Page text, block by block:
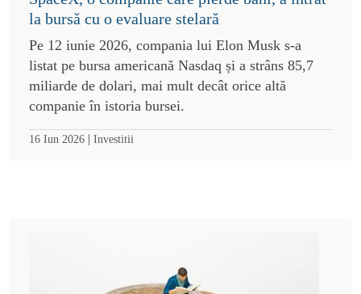
la bursă cu o evaluare stelară
Pe 12 iunie 2026, compania lui Elon Musk s-a
listat pe bursa americană Nasdaq și a strâns 85,7
miliarde de dolari, mai mult decât orice altă
companie în istoria bursei.
16 Iun 2026 | Investitii